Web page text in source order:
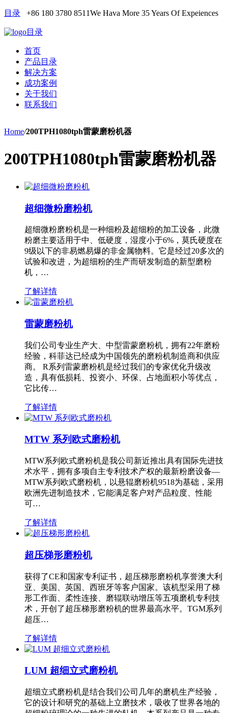
目录 +86 180 3780 8511We Hava More 35 Years Of Expeiences
目录
首页
产品目录
解决方案
成功案例
关于我们
联系我们
Home/200TPH1080tph雷蒙磨粉机器
200TPH1080tph雷蒙磨粉机器
超细微粉磨粉机
超细微粉磨粉机是一种细粉及超细粉的加工设备，此微
粉磨主要适用于中、低硬度，湿度小于6%，莫氏硬度在
9级以下的非易燃易爆的非金属物料。它是经过20多次的
试验和改进，为超细粉的生产而研发制造的新型磨粉
机，…
了解详情
雷蒙磨粉机
我们公司专业生产大、中型雷蒙磨粉机，拥有22年磨粉
经验，科菲达已经成为中国领先的磨粉机制造商和供应
商。 R系列雷蒙磨粉机是经过我们的专家优化升级改
造，具有低损耗、投资小、环保、占地面积小等优点，
它比传…
了解详情
MTW 系列欧式磨粉机
MTW系列欧式磨粉机是我公司新近推出具有国际先进技
术水平，拥有多项自主专利技术产权的最新粉磨设备—
MTW系列欧式磨粉机，以悬辊磨粉机9518为基础，采用
欧洲先进制造技术，它能满足客户对产品粒度、性能
可…
了解详情
超压梯形磨粉机
获得了CE和国家专利证书，超压梯形磨粉机享誉澳大利
亚、美国、英国、西班牙等客户国家。该机型采用了梯
形工作面、柔性连接、磨辊联动增压等五项磨机专利技
术，开创了超压梯形磨粉机的世界最高水平。TGM系列
超压…
了解详情
LUM 超细立式磨粉机
超细立式磨粉机是结合我们公司几年的磨机生产经验，
它的设计和研究的基础上立磨技术，吸收了世界各地的